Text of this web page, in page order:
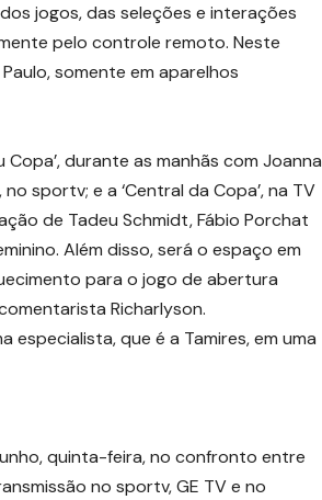
jogos, das seleções e interações
pelo controle remoto. Neste
somente em aparelhos
durante as manhãs com Joanna
sportv; e a ‘Central da Copa’, na TV
de Tadeu Schmidt, Fábio Porchat
Além disso, será o espaço em
para o jogo de abertura
Richarlyson.
especialista, que é a Tamires, em uma
quinta-feira, no confronto entre
no sportv, GE TV e no